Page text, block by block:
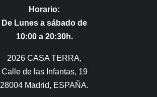
Horario:
De Lunes a sábado de
10:00 a 20:30h.
2026 CASA TERRA,
Calle de las Infantas, 19
28004 Madrid, ESPAÑA.